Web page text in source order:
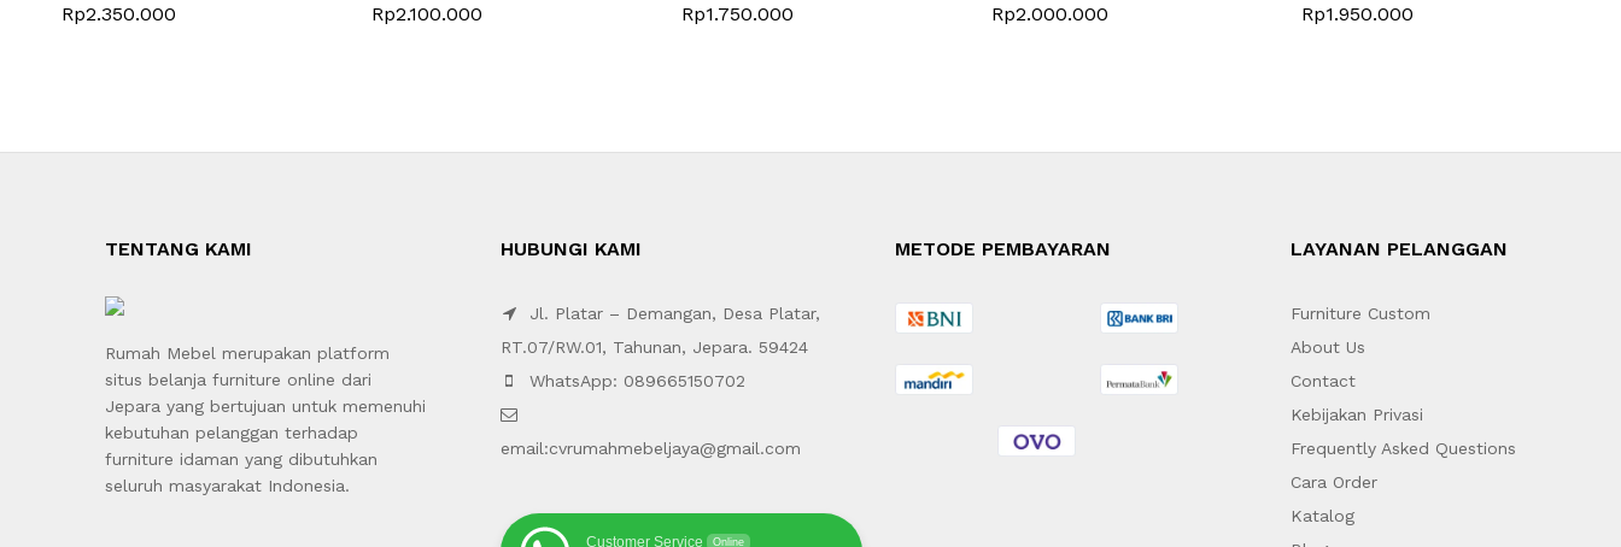
Rp2.350.000 Rp2.100.000 Rp1.750.000 Rp2.000.000 Rp1.950.000
TENTANG KAMI
Rumah Mebel merupakan platform
situs belanja furniture online dari
Jepara yang bertujuan untuk memenuhi
kebutuhan pelanggan terhadap
furniture idaman yang dibutuhkan
seluruh masyarakat Indonesia.
HUBUNGI KAMI
Jl. Platar – Demangan, Desa Platar,
RT.07/RW.01, Tahunan, Jepara. 59424
WhatsApp: 089665150702
email:cvrumahmebeljaya@gmail.com
Customer Service Online
METODE PEMBAYARAN LAYANAN PELANGGAN
Furniture Custom
About Us
Contact
Kebijakan Privasi
Frequently Asked Questions
Cara Order
Katalog